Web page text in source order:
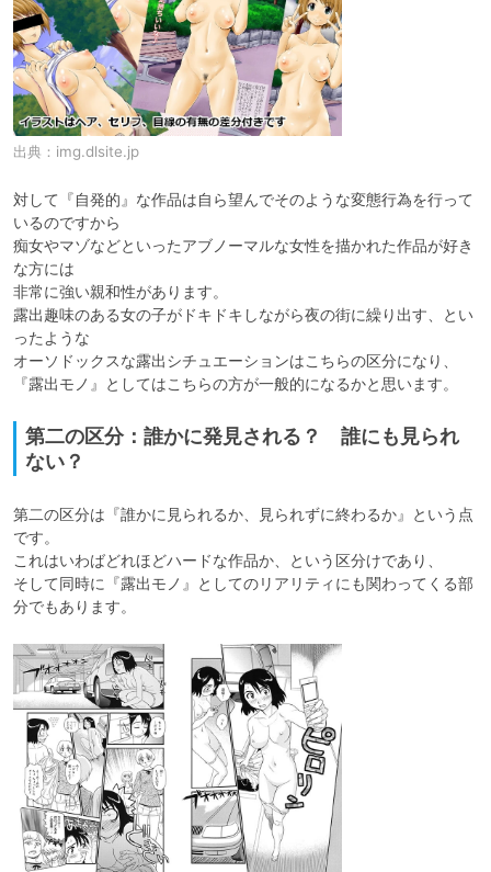
出典： img.dlsite.jp
対して『自発的』な作品は自ら望んでそのような変態行為を行って
いるのですから
痴女やマゾなどといったアブノーマルな女性を描かれた作品が好き
な方には
非常に強い親和性があります。
露出趣味のある女の子がドキドキしながら夜の街に繰り出す、とい
ったような
オーソドックスな露出シチュエーションはこちらの区分になり、
『露出モノ』としてはこちらの方が一般的になるかと思います。
第二の区分：誰かに発見される？ 誰にも見られ
ない？
第二の区分は『誰かに見られるか、見られずに終わるか』という点
です。
これはいわばどれほどハードな作品か、という区分けであり、
そして同時に『露出モノ』としてのリアリティにも関わってくる部
分でもあります。